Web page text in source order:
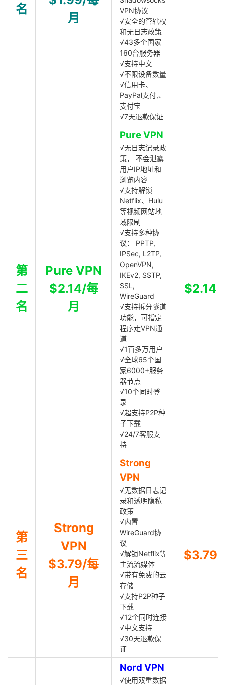
名
月
VPN协议
√安全的管辖权
和无日志政策
√43多个国家
160台服务器
√支持中文
√不限设备数量
√信用卡、
PayPal支付,、
支付宝
√7天退款保证
第
二
名
Pure VPN
$2.14/每
月
Pure VPN
√无日志记录政
策， 不会泄露
用户IP地址和
浏览内容
√支持解锁
Netflix、Hulu
等视频网站地
域限制
√支持多种协
议： PPTP,
IPSec, L2TP,
OpenVPN,
IKEv2, SSTP,
SSL,
WireGuard
√支持拆分隧道
功能，可指定
程序走VPN通
道
√1百多万用户
√全球65个国
家6000+服务
器节点
√10个同时登
录
√超支持P2P种
子下载
√24/7客服支
持
$2.14
第
三
名
Strong
VPN
$3.79/每
月
Strong
VPN
√无数据日志记
录和透明隐私
政策
√内置
WireGuard协
议
√解锁Netflix等
主流流媒体
√带有免费的云
存储
√支持P2P种子
下载
√12个同时连接
√中文支持
√30天退款保
证
$3.79
Nord VPN
√使用双重数据